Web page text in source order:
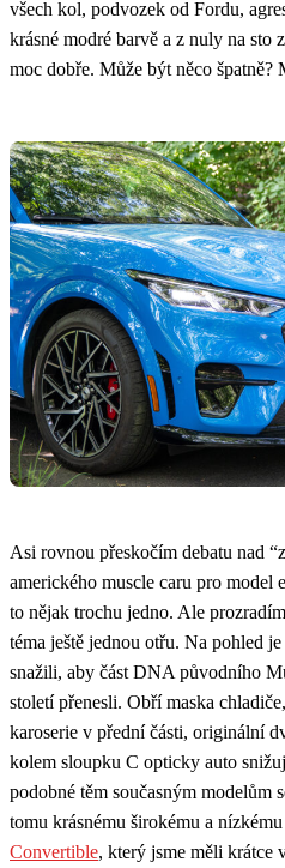
všech kol, podvozek od Fordu,
krásné modré barvě a z nuly na sto
moc dobře. Může být něco špatně?
Asi rovnou přeskočím debatu nad
amerického muscle caru pro model
to nějak trochu jedno. Ale
téma ještě jednou otřu. Na pohled
snažili, aby část DNA původního
století přenesli. Obří maska
karoserie v přední části, originální
kolem sloupku C opticky auto
podobné těm současným modelům
tomu krásnému širokému a nízkému
Convertible, který jsme měli krátce